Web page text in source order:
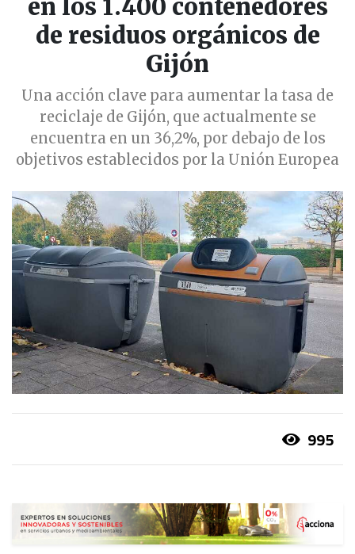
en los 1.400 contenedores
de residuos orgánicos de
Gijón
Una acción clave para aumentar la tasa de
reciclaje de Gijón, que actualmente se
encuentra en un 36,2%, por debajo de los
objetivos establecidos por la Unión Europea
995